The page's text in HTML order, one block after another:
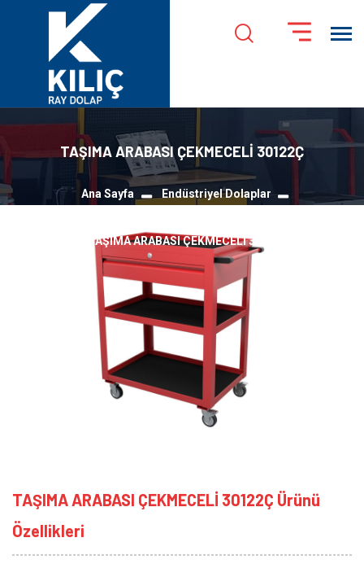
TAŞIMA ARABASI ÇEKMECELİ 30122Ç
Ana Sayfa
Endüstriyel Dolaplar
TAŞIMA ARABASI ÇEKMECELİ 30122Ç
TAŞIMA ARABASI ÇEKMECELİ 30122Ç Ürünü
Özellikleri